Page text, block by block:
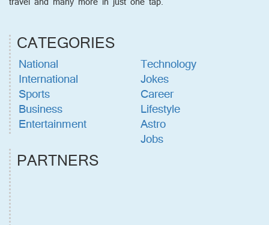
CATEGORIES
National
International
Sports
Business
Entertainment
Technology
Jokes
Career
Lifestyle
Astro
Jobs
PARTNERS